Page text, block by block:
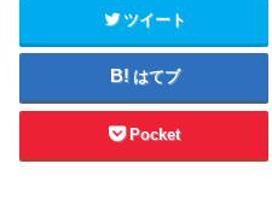
ツイート
はてブ
Pocket